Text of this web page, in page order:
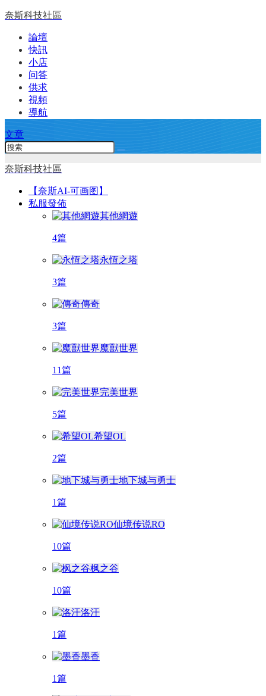
奈斯科技社區
論壇
快訊
小店
问答
供求
視頻
導航
文章
奈斯科技社區
【奈斯AI-可画图】
私服發佈
其他網遊
4篇
永恆之塔
3篇
傳奇
3篇
魔獸世界
11篇
完美世界
5篇
希望OL
2篇
地下城与勇士
1篇
仙境传说RO
10篇
枫之谷
10篇
洛汗
1篇
墨香
1篇